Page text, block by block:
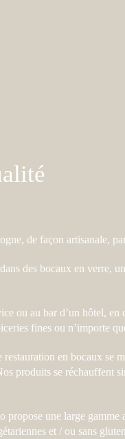
de façon artisanale,
des bocaux en verre,
ou au bar d’un hôtel, en
fines ou n’importe
en bocaux se
produits se réchauffent
propose une large gamme
et / ou sans